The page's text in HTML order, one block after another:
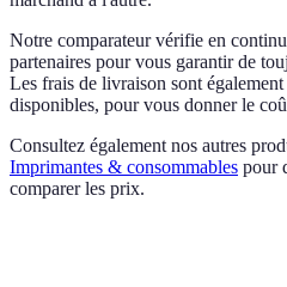
Notre comparateur vérifie en
partenaires pour vous garantir de
Les frais de livraison sont
disponibles, pour vous donner le
Consultez également nos autres
Imprimantes & consommables pour
comparer les prix.